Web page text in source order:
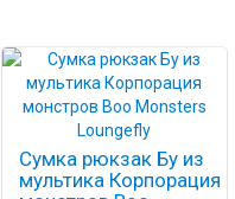
Сумка рюкзак Бу из
мультика Корпорация